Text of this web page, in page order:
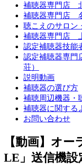
補聴器専門店
補聴器専門店
聴こえのサロン
補聴器専門店
認定補聴器技
認定補聴器専
荘）
説明動画
補聴器の選び方
補聴周辺機器・
補聴器に関する
お問い合わせ
【動画】オ
LE」送信機設